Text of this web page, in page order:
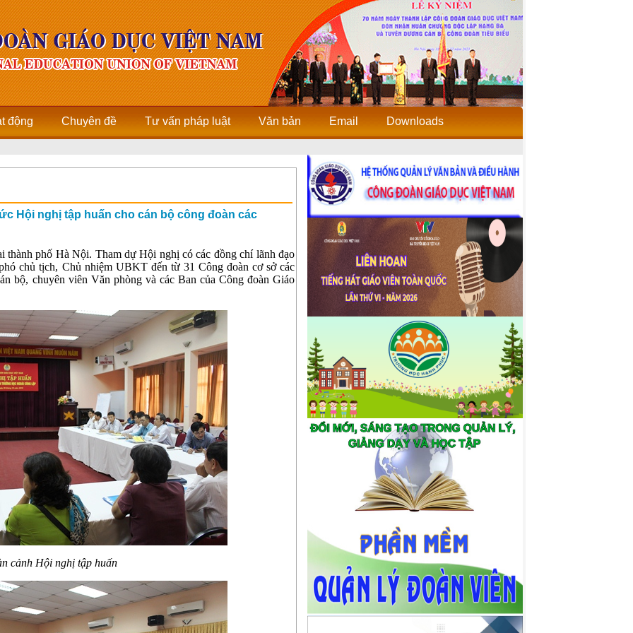
động Chuyên đề Tư vấn pháp luật Văn bản Email Downloads
Hội nghị tập huấn cho cán bộ công đoàn các
thành phố Hà Nội. Tham dự Hội nghị có các đồng chí lãnh đạo
chủ tịch, Chủ nhiệm UBKT đến từ 31 Công đoàn cơ sở các
bộ, chuyên viên Văn phòng và các Ban của Công đoàn Giáo
cảnh Hội nghị tập huấn